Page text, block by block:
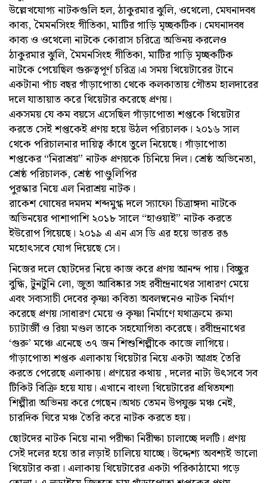
উল্লেখযোগ্য নাটকগুলি হল, ঠাকুরমার ঝুলি, ওথেলো, মেঘনাদবধ
কাব্য, মৈমনসিংহ গীতিকা, মাটির গাড়ি মৃচ্ছকটিক। মেঘনাদবধ
কাব্য ও ওথেলো নাটকে কোরাস চরিত্রে অভিনয় করলেও
ঠাকুরমার ঝুলি, মৈমনসিংহ গীতিকা, মাটির গাড়ি মৃচ্ছকটিক
নাটকে পেয়েছিল গুরুত্বপূর্ণ চরিত্র।এ সময় থিয়েটারের টানে
একটানা পাঁচ বছর গাঁড়াপোতা থেকে কলকাতায় গৌতম হালদারের
দলে যাতায়াত করে থিয়েটার করেছে প্রণয়।
একসময় যে কম বয়সে এসেছিল গাঁড়াপোতা শপ্তকে থিয়েটার
করতে সেই শপ্তকেই প্রণয় হয়ে উঠল পরিচালক। ২০১৬ সাল
থেকে পরিচালনার দায়িত্ব কাঁধে তুলে নিয়েছে। গাঁড়াপোতা
শপ্তকের “নিরাশ্রয়” নাটক প্রণয়কে চিনিয়ে দিল। শ্রেষ্ঠ অভিনেতা,
শ্রেষ্ঠ পরিচালক, শ্রেষ্ঠ পাণ্ডুলিপির
পুরস্কার নিয়ে এল নিরাশ্রয় নাটক।
রাকেশ ঘোষের দমদম শব্দমুগ্ধ দলে স্যাফো চিত্রাঙ্গদা নাটকে
অভিনয়ের পাশাপাশি ২০১৮ সালে “হাওয়াই” নাটক করতে
ইউরোপ গিয়েছে। ২০১৯ এ এন এস ডি এর হয়ে ভারত রঙ
মহোৎসবে যোগ দিয়েছে সে।
নিজের দলে ছোটদের নিয়ে কাজ করে প্রণয় আনন্দ পায়। বিচ্ছুর
বুদ্ধি, টুনটুনি লো, জুতা আবিষ্কার সহ রবীন্দ্রনাথের সাধারণ মেয়ে
এবং সব্যসাচী দেবের কৃষ্ণা কবিতা অবলম্বনেও নাটক নির্মাণ
করেছে প্রণয়।সাধারণ মেয়ে ও কৃষ্ণা নির্মাণে যথাক্রমে রুমা
চ্যাটার্জী ও রিয়া মণ্ডল তাকে সহযোগিতা করেছে। রবীন্দ্রনাথের
‘গুরু’ মঞ্চে এনেছে ৩৭ জন শিশুশিল্পীকে কাজে লাগিয়ে।
গাঁড়াপোতা শপ্তক এলাকায় থিয়েটার নিয়ে একটা আগ্রহ তৈরি
করতে পেরেছে এলাকায়। প্রণয়ের কথায় , দলের নাট্য উৎসবে সব
টিকিট বিক্রি হয়ে যায়। এখানে বাংলা থিয়েটারের প্রথিতযশা
শিল্পীরা অভিনয় করে গেছেন।অথচ তেমন উপযুক্ত মঞ্চ নেই,
চারদিক ঘিরে মঞ্চ তৈরি করে নাটক করতে হয়।
ছোটদের নাটক নিয়ে নানা পরীক্ষা নিরীক্ষা চালাচ্ছে দলটি। প্রণয়
সেই দলের হয়ে তার লড়াই চালিয়ে যাচ্ছে। উদ্দেশ্য অবশ্যই ভালো
থিয়েটার করা। এলাকায় থিয়েটারের একটা পরিকাঠামো গড়ে